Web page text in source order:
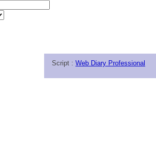
Script : Web Diary Professional